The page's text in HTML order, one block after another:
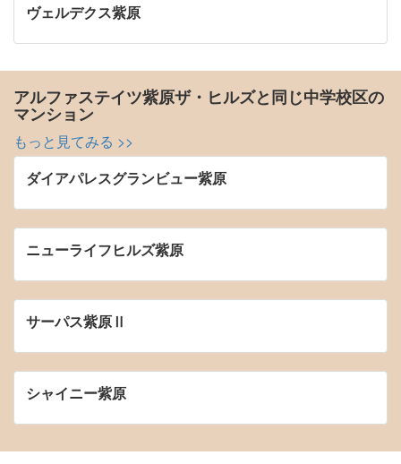
ヴェルデクス紫原
アルファステイツ紫原ザ・ヒルズと同じ中学校区の
マンション
もっと見てみる >>
ダイアパレスグランビュー紫原
ニューライフヒルズ紫原
サーパス紫原Ⅱ
シャイニー紫原